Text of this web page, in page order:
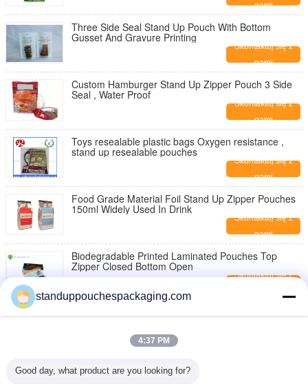
nami
Three Side Seal Stand Up Pouch With Bottom
Gusset And Gravure Printing
Skontaktuj się z
nami
Custom Hamburger Stand Up Zipper Pouch 3 Side
Seal , Water Proof
Skontaktuj się z
nami
Toys resealable plastic bags Oxygen resistance ,
stand up resealable pouches
Skontaktuj się z
nami
Food Grade Material Foil Stand Up Zipper Pouches
150ml Widely Used In Drink
Skontaktuj się z
nami
Biodegradable Printed Laminated Pouches Top
Zipper Closed Bottom Open
Skontaktuj się z
Green Printed Moisture Proof Stand Up Packaging
Snack Food Plastic Food Laminated Zipper Pouch
standuppouchespackaging.com
4:37 PM
Good day, what product are you looking for?